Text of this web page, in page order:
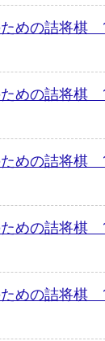
ための詰将棋
ための詰将棋
ための詰将棋
ための詰将棋
ための詰将棋